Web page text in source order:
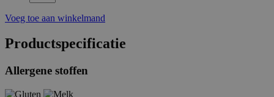
Voeg toe aan winkelmand
Productspecificatie
Allergene stoffen